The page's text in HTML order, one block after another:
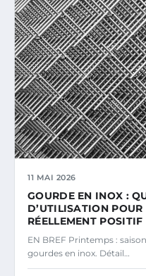
11 MAI 2026
GOURDE EN INOX :
D’UTILISATION
RÉELLEMENT POSITIF
EN BREF Printemps :
gourdes en inox. Détail…